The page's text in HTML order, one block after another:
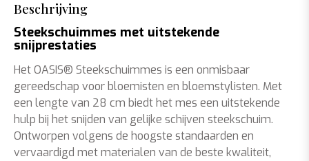
Beschrijving
Steekschuimmes met uitstekende
snijprestaties
Het OASIS® Steekschuimmes is een onmisbaar
gereedschap voor bloemisten en bloemstylisten. Met
een lengte van 28 cm biedt het mes een uitstekende
hulp bij het snijden van gelijke schijven steekschuim.
Ontworpen volgens de hoogste standaarden en
vervaardigd met materialen van de beste kwaliteit,